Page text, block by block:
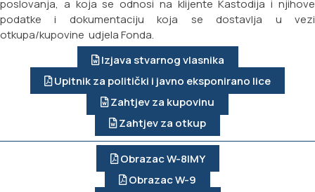
poslovanja, a koja se odnosi na klijente Kastodija i njihove
podatke i dokumentaciju koja se dostavlja u vezi
otkupa/kupovine udjela Fonda.
Izjava stvarnog vlasnika
Upitnik za politički i javno eksponirano lice
Zahtjev za kupovinu
Zahtjev za otkup
Obrazac W-8IMY
Obrazac W-9